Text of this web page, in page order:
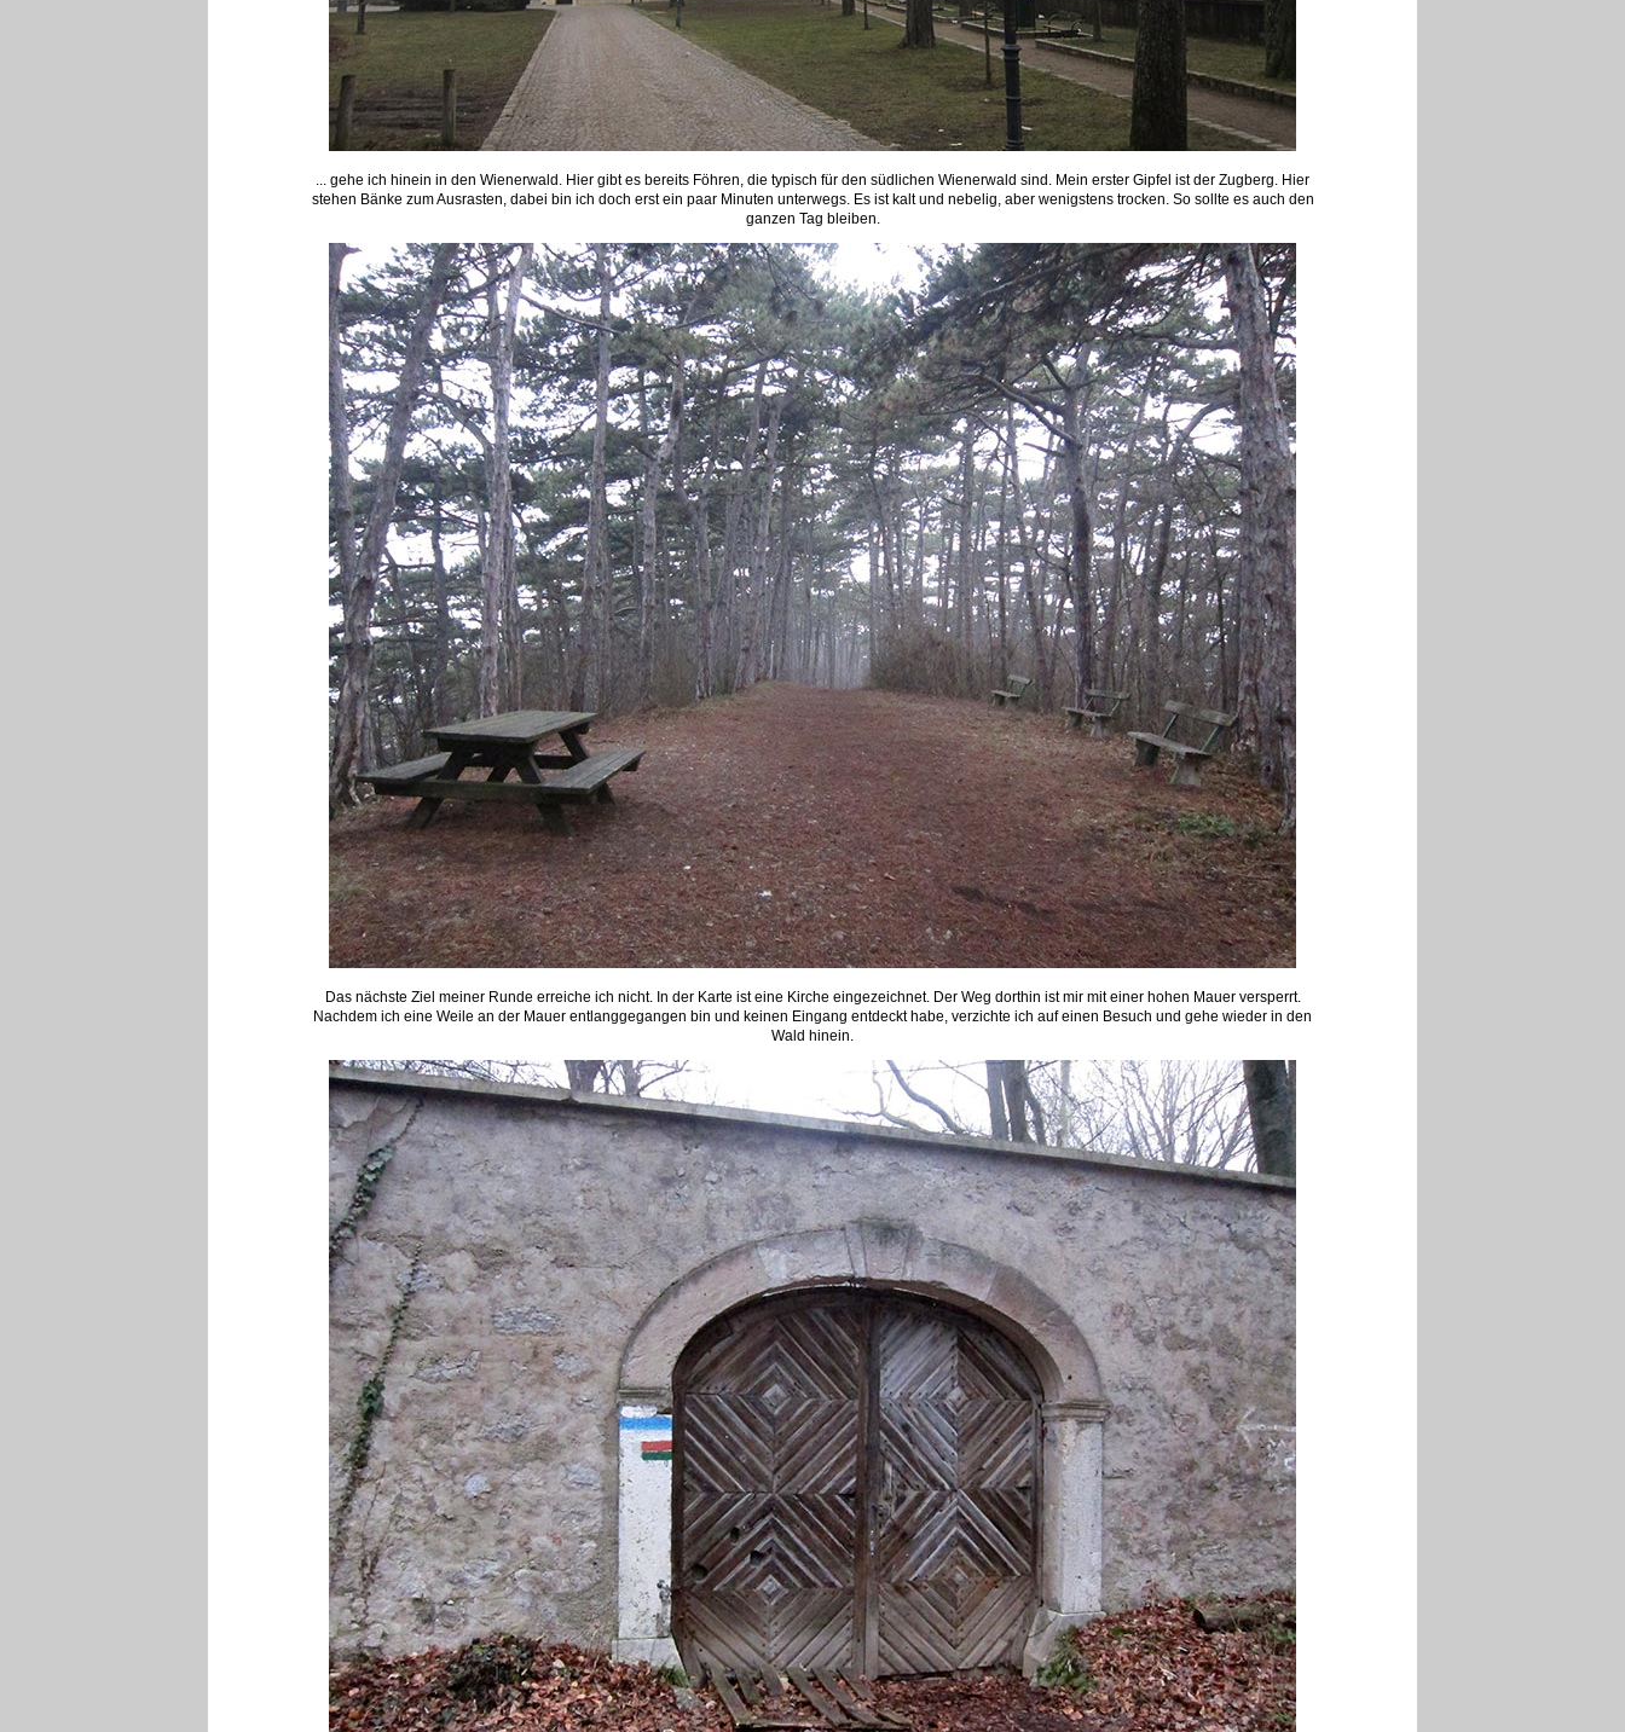
... gehe ich hinein in den Wienerwald. Hier gibt es bereits Föhren, die typisch für den südlichen Wienerwald sind. Mein erster Gipfel ist der Zugberg. Hier
stehen Bänke zum Ausrasten, dabei bin ich doch erst ein paar Minuten unterwegs. Es ist kalt und nebelig, aber wenigstens trocken. So sollte es auch den
ganzen Tag bleiben.
Das nächste Ziel meiner Runde erreiche ich nicht. In der Karte ist eine Kirche eingezeichnet. Der Weg dorthin ist mir mit einer hohen Mauer versperrt.
Nachdem ich eine Weile an der Mauer entlanggegangen bin und keinen Eingang entdeckt habe, verzichte ich auf einen Besuch und gehe wieder in den
Wald hinein.